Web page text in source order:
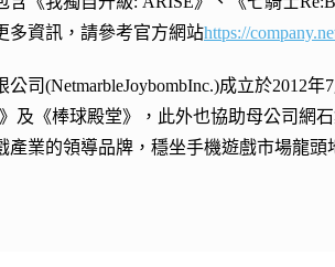
多資訊，請參考官方網站https://
司(NetmarbleJoybombInc.)成立於2012
及《棒球殿堂》，此外也協助母公司網
產業的領導品牌，穩坐手機遊戲市場龍